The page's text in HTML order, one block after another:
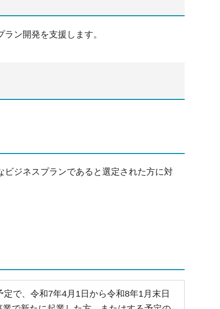
ン開発を支援します。
ジネスプランであると選定された方に対
で、令和7年4月1日から令和8年1月末日